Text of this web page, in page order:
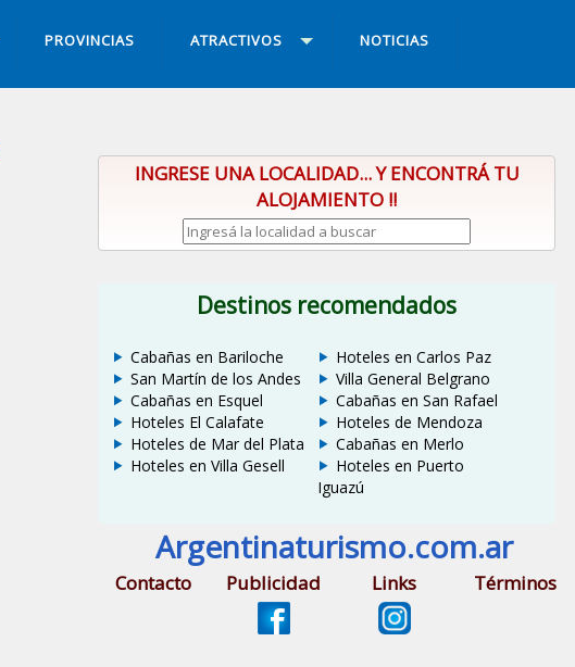
PROVINCIAS ATRACTIVOS NOTICIAS
INGRESE UNA LOCALIDAD... Y ENCONTRÁ TU
ALOJAMIENTO !!
Destinos recomendados
Cabañas en Bariloche
San Martín de los Andes
Cabañas en Esquel
Hoteles El Calafate
Hoteles de Mar del Plata
Hoteles en Villa Gesell
Hoteles en Carlos Paz
Villa General Belgrano
Cabañas en San Rafael
Hoteles de Mendoza
Cabañas en Merlo
Hoteles en Puerto
Iguazú
Argentinaturismo.com.ar
Contacto Publicidad Links Términos